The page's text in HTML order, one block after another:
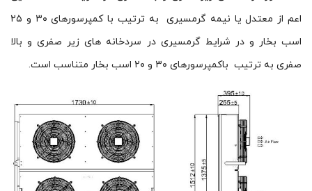
اعم از معتدل یا نیمه گرمسیری به ترتیب با کمپرسورهای ۳۰ و ۲۵
اسب بخار و در شرایط گرمسیری در سردخانه های زیر صفری و بالا
صفری به ترتیب باکمپرسورهای ۳۰ و ۲۰ اسب بخار متناسب است.